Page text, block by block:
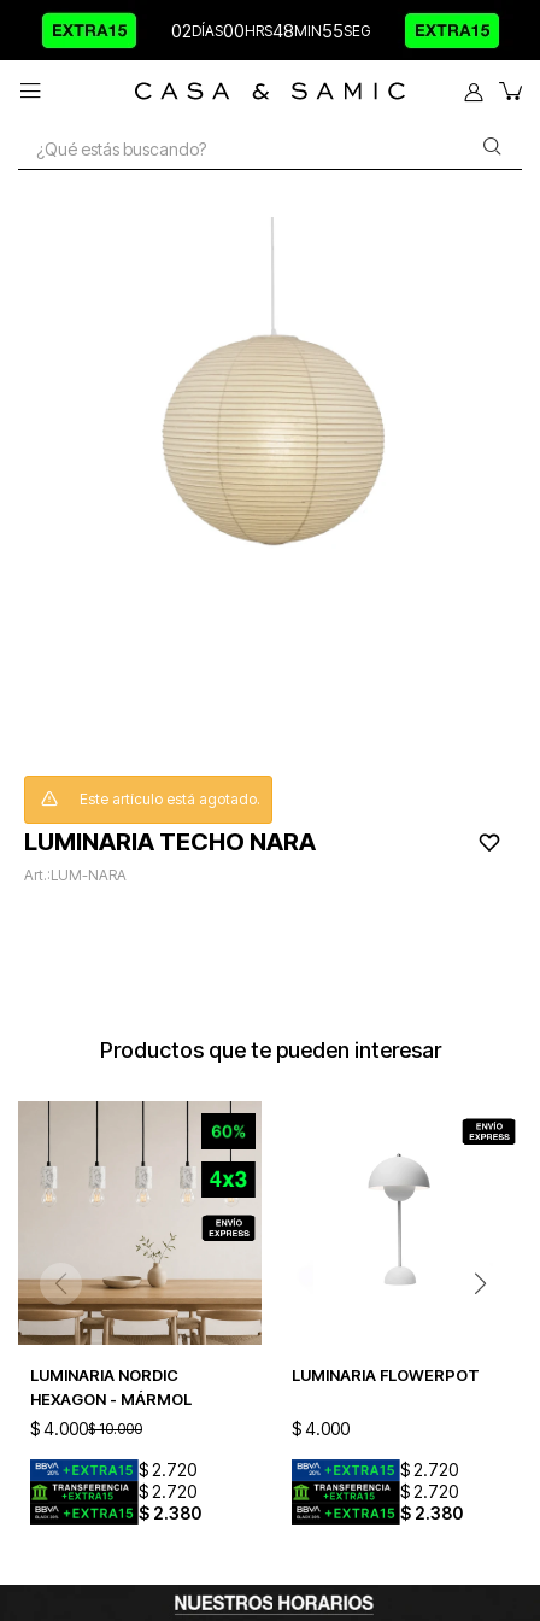
02 00 48 55

LUMINARIA TECHO NARA
LUM-NARA
Este artículo está agotado.
Productos que te pueden interesar
LUMINARIA NORDIC
HEXAGON - MÁRMOL
$4.000$ 10.000
$ 2.720
$ 2.720
$ 2.380
LUMINARIA FLOWERPOT
$ 4.000
$ 2.720
$ 2.720
$ 2.380